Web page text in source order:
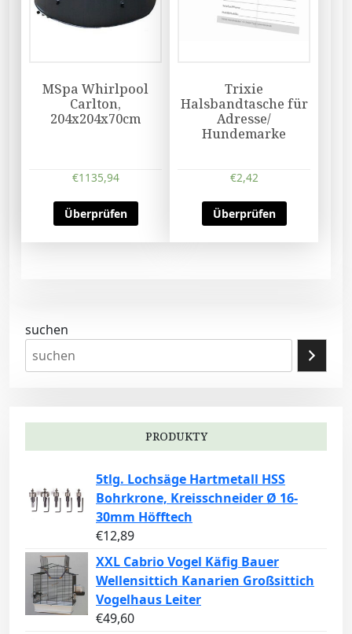
MSpa Whirlpool
Carlton,
204x204x70cm
€1135,94
Überprüfen
Trixie
Halsbandtasche für
Adresse/
Hundemarke
€2,42
Überprüfen
suchen
PRODUKTY
5tlg. Lochsäge Hartmetall HSS
Bohrkrone, Kreisschneider Ø 16-
30mm Höfftech
€12,89
XXL Cabrio Vogel Käfig Bauer
Wellensittich Kanarien Großsittich
Vogelhaus Leiter
€49,60